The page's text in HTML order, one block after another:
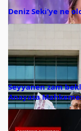
Deniz Seki’ye ne
Seyyanen zam
Anayasa